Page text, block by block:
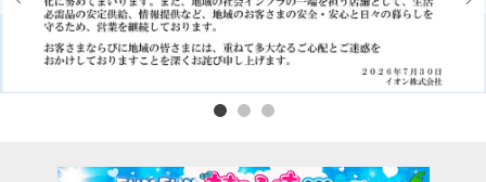
Previous
プライバシ
ソーシャル